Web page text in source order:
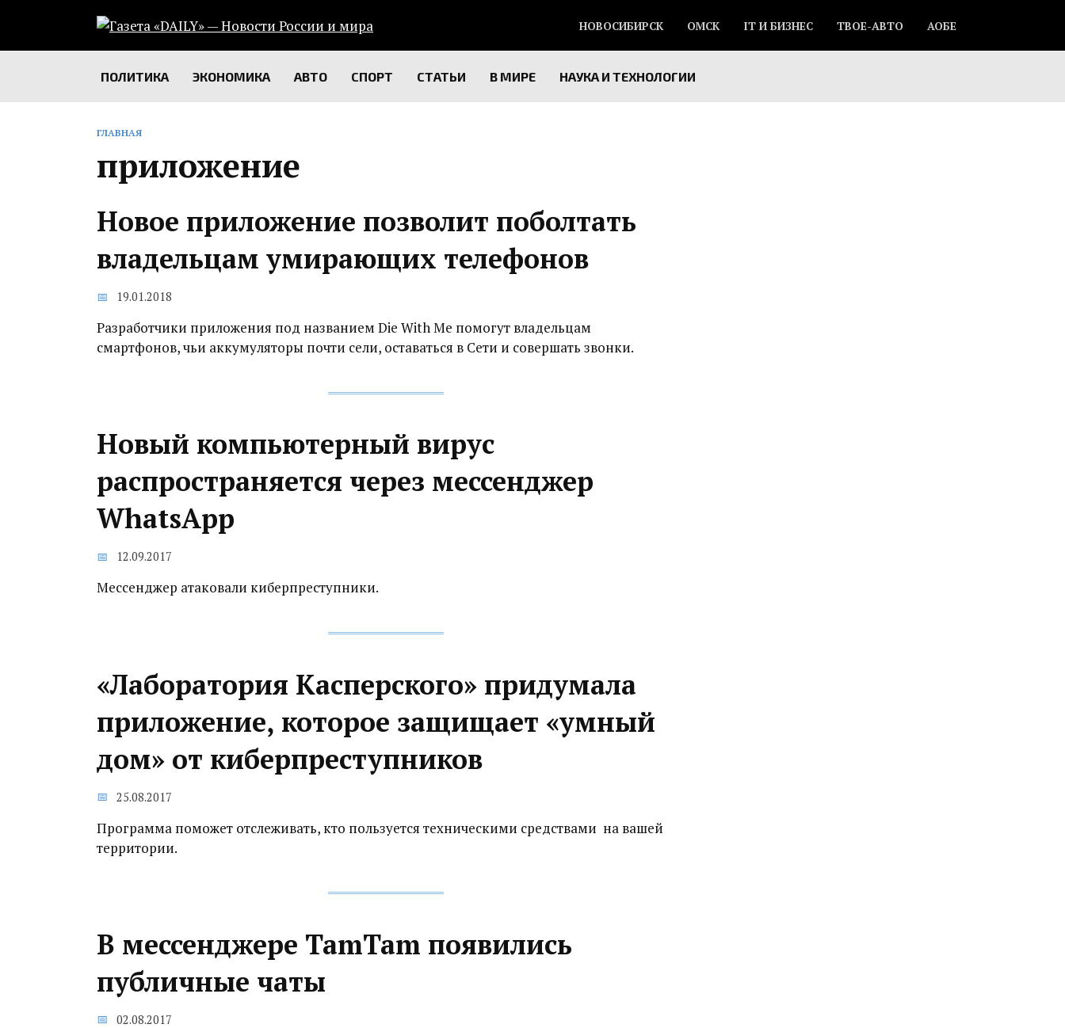
содержанию
НОВОСИБИРСК ОМСК IT И БИЗНЕС ТВОЕ-АВТО АОБЕ
ПОЛИТИКА ЭКОНОМИКА АВТО СПОРТ СТАТЬИ В МИРЕ НАУКА И ТЕХНОЛОГИИ
ГЛАВНАЯ
приложение
Новое приложение позволит поболтать
владельцам умирающих телефонов
19.01.2018
Разработчики приложения под названием Die With Me помогут владельцам
смартфонов, чьи аккумуляторы почти сели, оставаться в Сети и совершать звонки.
Новый компьютерный вирус‍
распространяется через мессенджер
WhatsApp
12.09.2017
Мессенджер атаковали киберпреступники.
«Лаборатория Касперского» придумала
приложение, которое защищает «умный
дом» от киберпреступников
25.08.2017
Программа поможет отслеживать, кто пользуется техническими средствами на вашей
территории.
В мессенджере TamTam появились
публичные чаты
02.08.2017